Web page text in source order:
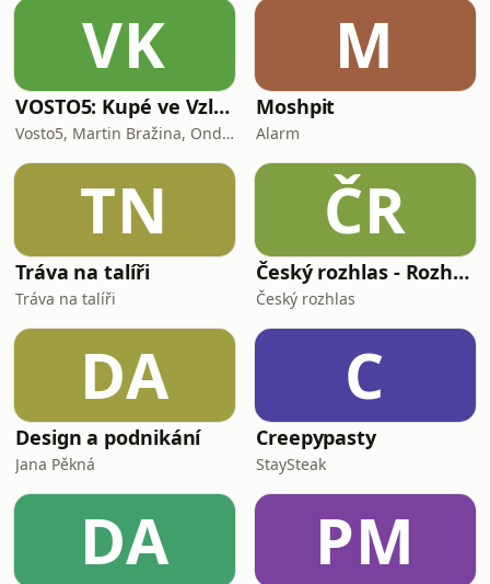
VK
VOSTO5: Kupé ve Vzletu
Vosto5, Martin Bražina, Ondřej Cihlář, Petr Prokop, Ondřej Bauer
M
Moshpit
Alarm
TN
Tráva na talíři
Tráva na talíři
ČR
Český rozhlas - Rozhovory
Český rozhlas
DA
Design a podnikání
Jana Pěkná
C
Creepypasty
StaySteak
DA PM